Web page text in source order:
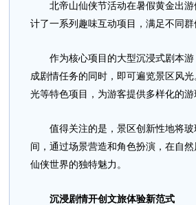
北帝山仙侠节活动在暑假黄金出游
计了一系列趣味互动项目，满足不同群
作为核心项目的大型沉浸式剧本游
成剧情任务的同时，即可遍览景区风
光等特色项目，为游客提供多样化的游
值得关注的是，景区创新性地将玻
间，通过场景营造和角色扮演，在自
仙侠世界的独特魅力。
沉浸剧情开创文旅体验新范式